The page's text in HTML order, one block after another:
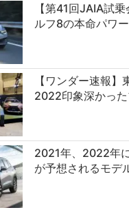
【第41回JAIA試
ルフ8の本命パワ
【ワンダー速報
2022印象深かった
2021年、2022年
が予想されるモデ